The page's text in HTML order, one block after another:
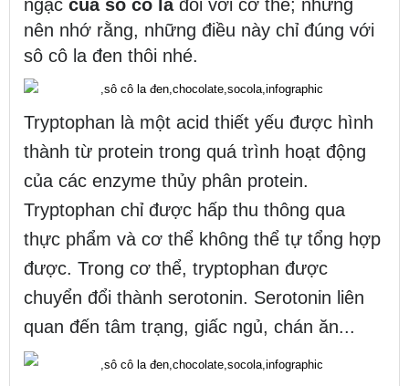
ngạc của sô cô lađối với cơ thể; nhưng
nên nhớ rằng, những điều này chỉ đúng với
sô cô la đen thôi nhé.
Tryptophan là một acid thiết yếu được hình
thành từ protein trong quá trình hoạt động
của các enzyme thủy phân protein.
Tryptophan chỉ được hấp thu thông qua
thực phẩm và cơ thể không thể tự tổng hợp
được. Trong cơ thể, tryptophan được
chuyển đổi thành serotonin. Serotonin liên
quan đến tâm trạng, giấc ngủ, chán ăn...